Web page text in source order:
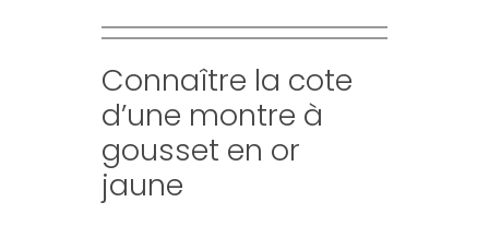
Connaître la cote
d’une montre à
gousset en or
jaune